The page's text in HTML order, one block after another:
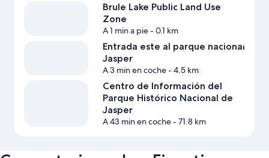
Brule Lake Public Land Use
Zone
A 1 min a pie- 0.1 km
Entrada este al parque nacional
Jasper
A 3 min en coche- 4.5 km
Centro de Información del
Parque Histórico Nacional de
Jasper
A 43 min en coche- 71.8 km